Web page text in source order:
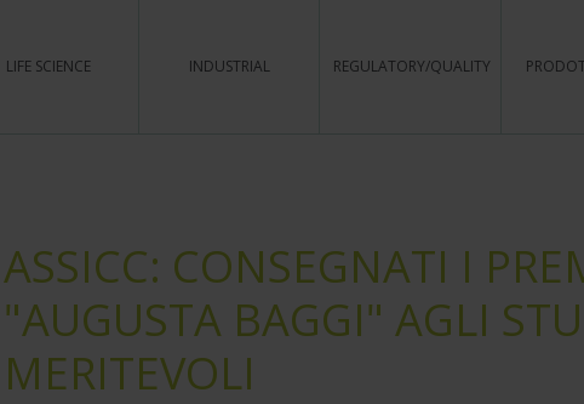
LIFE SCIENCE INDUSTRIAL REGULATORY/QUALITY
ASSICC: CONSEGNATI I
"AUGUSTA BAGGI" AGLI
MERITEVOLI